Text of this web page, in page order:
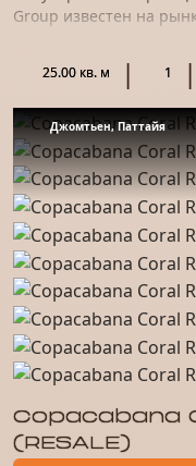
Group известен на
25.00 кв. м 1
Джомтьен, Паттайя
Copacabana
(RESALE)